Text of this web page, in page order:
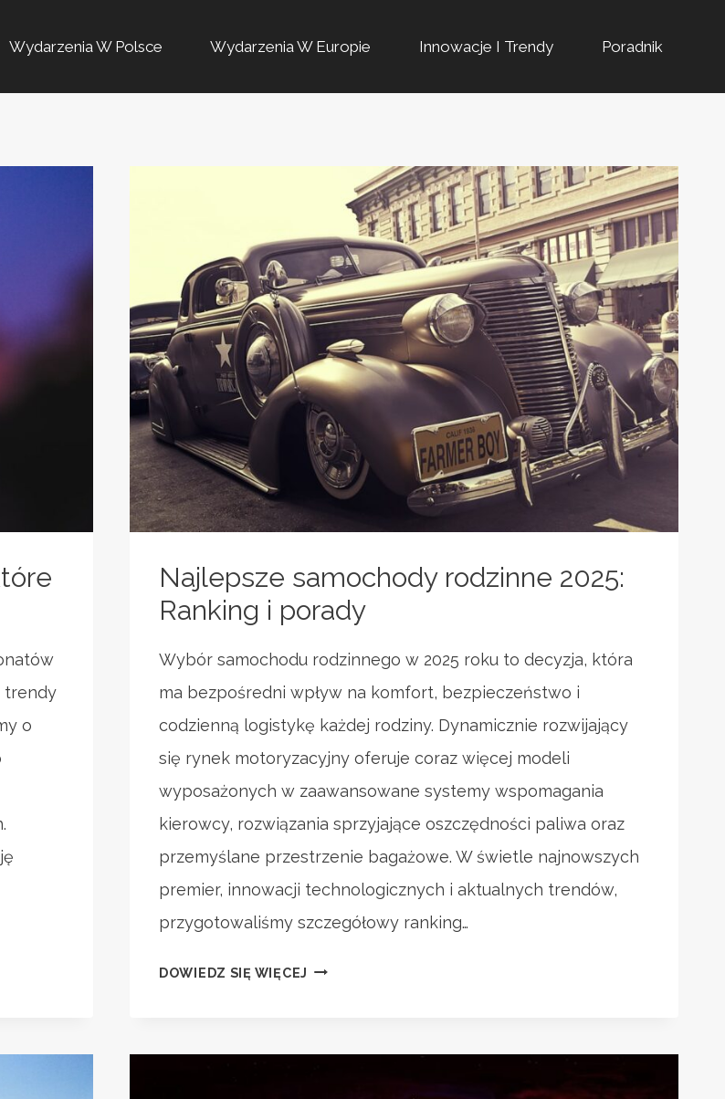
Wydarzenia W Polsce Wydarzenia W Europie Innowacje I Trendy Poradnik
trendy
o
Najlepsze samochody rodzinne 2025:
Ranking i porady
Wybór samochodu rodzinnego w 2025 roku to decyzja, która
ma bezpośredni wpływ na komfort, bezpieczeństwo i
codzienną logistykę każdej rodziny. Dynamicznie rozwijający
się rynek motoryzacyjny oferuje coraz więcej modeli
wyposażonych w zaawansowane systemy wspomagania
kierowcy, rozwiązania sprzyjające oszczędności paliwa oraz
przemyślane przestrzenie bagażowe. W świetle najnowszych
premier, innowacji technologicznych i aktualnych trendów,
przygotowaliśmy szczegółowy ranking…
DOWIEDZ SIĘ WIĘCEJ NAJLEPSZE